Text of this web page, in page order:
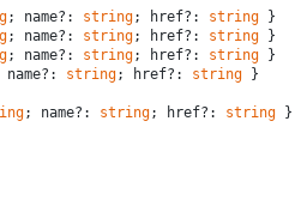
; name?: string; href?: string }
; name?: string; href?: string }
; name?: string; href?: string }
string; href?: string }
; name?: string; href?: string }